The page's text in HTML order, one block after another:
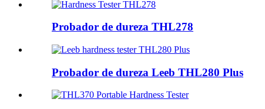
Probador de dureza THL278
Probador de dureza Leeb THL280 Plus